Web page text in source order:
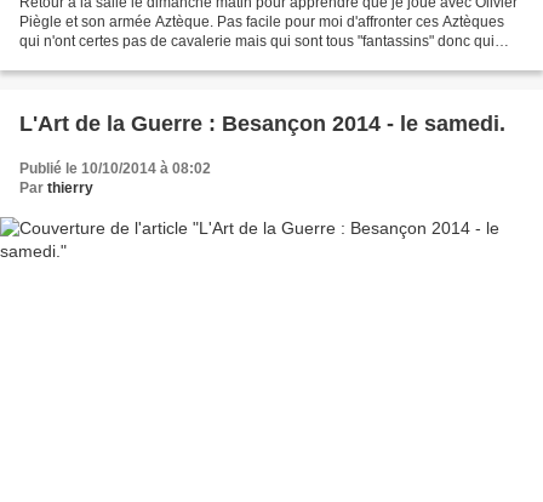
Piègle et son armée Aztèque. Pas facile pour moi d'affronter ces Aztèques
qui n'ont certes pas de cavalerie mais qui sont tous "fantassins" donc qui
L'Art de la Guerre : Besançon 2014 - le samedi.
Publié le 10/10/2014 à 08:02
Par thierry